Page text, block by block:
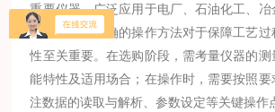
重要仪器，广泛应用于电厂、石油化工、
领域，掌握正确的操作方法对于保障工艺
性至关重要。在选购阶段，需考量仪器的
能特性及适用场合；在操作时，需要按照
注数据的读取与解析、参数设定等关键操作